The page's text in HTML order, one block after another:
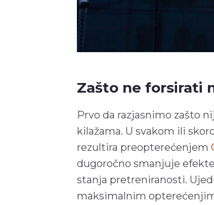
Zašto ne forsirati
Prvo da razjasnimo zašto
kilažama. U svakom ili
rezultira preopterećenjem
dugoročno smanjuje
stanja pretreniranosti.
maksimalnim